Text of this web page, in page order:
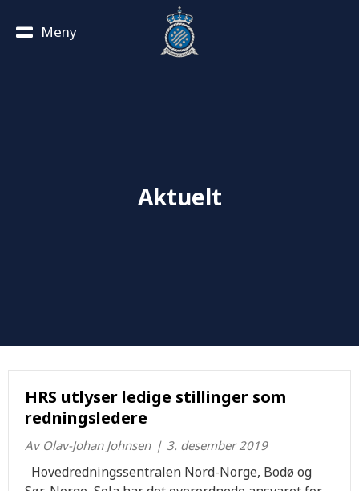
Meny
Aktuelt
HRS utlyser ledige stillinger som
redningsledere
Av Olav-Johan Johnsen | 3. desember 2019
Hovedredningssentralen Nord-Norge, Bodø og